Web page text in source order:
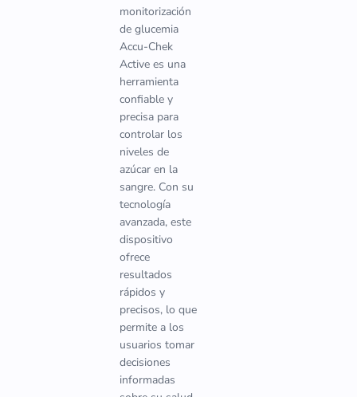
monitorización
de glucemia
Accu-Chek
Active es una
herramienta
confiable y
precisa para
controlar los
niveles de
azúcar en la
sangre. Con su
tecnología
avanzada, este
dispositivo
ofrece
resultados
rápidos y
precisos, lo que
permite a los
usuarios tomar
decisiones
informadas